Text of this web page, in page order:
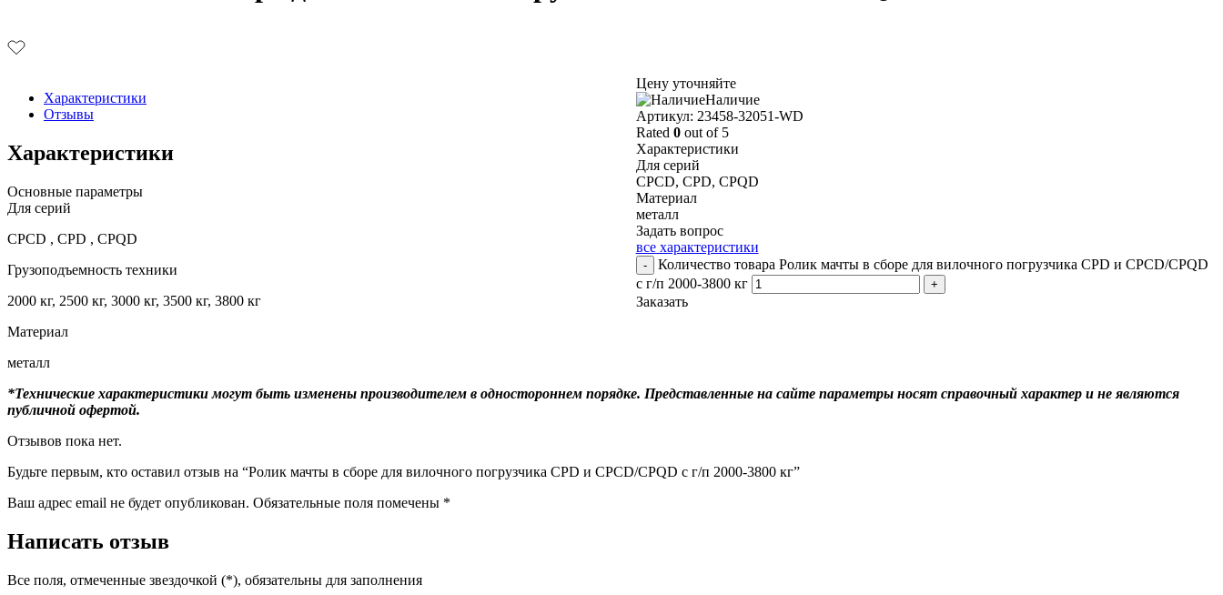
Цену уточняйте
Наличие
Aртикул: 23458-32051-WD
Rated 0out of 5
Характеристики
Для серий
CPCD, CPD, CPQD
Материал
металл
Задать вопрос
все характеристики
-
Количество товара Ролик мачты в сборе для вилочного погрузчика CPD и CPCD/CPQD
с г/п 2000-3800 кг
+
Заказать
Характеристики
Отзывы
Характеристики
Основные параметры
Для серий
CPCD , CPD , CPQD
Грузоподъемность техники
2000 кг, 2500 кг, 3000 кг, 3500 кг, 3800 кг
Материал
металл
*Технические характеристики могут быть изменены производителем в одностороннем порядке. Представленные на сайте параметры носят справочный характер и не являются
публичной офертой.
Отзывов пока нет.
Будьте первым, кто оставил отзыв на “Ролик мачты в сборе для вилочного погрузчика CPD и CPCD/CPQD с г/п 2000-3800 кг”
Ваш адрес email не будет опубликован. Обязательные поля помечены *
Написать отзыв
Все поля, отмеченные звездочкой (*), обязательны для заполнения